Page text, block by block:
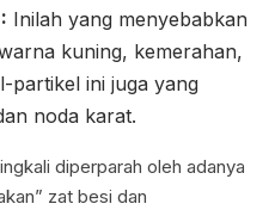
Inilah yang menyebabkan
kuning, kemerahan,
partikel ini juga yang
noda karat.
diperparah oleh adanya
zat besi dan